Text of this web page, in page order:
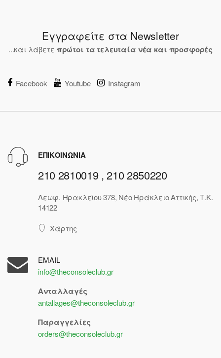
Εγγραφείτε στα Newsletter
...και λάβετε πρώτοι τα τελευταία νέα και προσφορές
Facebook Youtube Instagram
ΕΠΙΚΟΙΝΩΝΙΑ
210 2810019 , 210 2850220
Λεωφ. Ηρακλείου 378, Νέο Ηράκλειο Αττικής, Τ.Κ.
14122
Χάρτης
EMAIL
info@theconsoleclub.gr
Ανταλλαγές
antallages@theconsoleclub.gr
Παραγγελίες
orders@theconsoleclub.gr